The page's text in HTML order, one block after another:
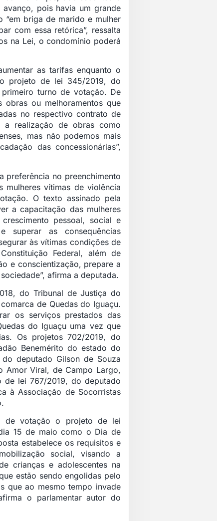
pois havia um grande
“em briga de marido e mulher
com essa retórica”, ressalta
na Lei, o condomínio poderá
as tarifas enquanto o
projeto de lei 345/2019, do
turno de votação. De
ou melhoramentos que
no respectivo contrato de
a realização de obras como
mas não podemos mais
das concessionárias”,
preferência no preenchimento
vítimas de violência
O texto assinado pela
a capacitação das mulheres
pessoal, social e
superar as consequências
às vítimas condições de
Federal, além de
e conscientização, prepare a
afirma a deputada.
do Tribunal de Justiça do
de Quedas do Iguaçu.
os serviços prestados das
do Iguaçu uma vez que
Os projetos 702/2019, do
Benemérito do estado do
deputado Gilson de Souza
Amor Viral, de Campo Largo,
de lei 767/2019, do deputado
à Associação de Socorristas
de votação o projeto de lei
15 de maio como o Dia de
estabelece os requisitos e
social, visando a
crianças e adolescentes na
estão sendo engolidas pelo
que ao mesmo tempo invade
o parlamentar autor do